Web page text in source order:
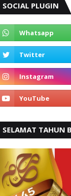
SOCIAL PLUGIN
SELAMAT TAHUN